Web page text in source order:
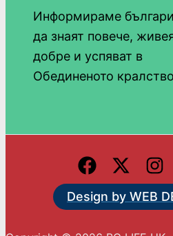
Информираме
да знаят повече,
добре и успяват в
Обединеното
Design by WEB